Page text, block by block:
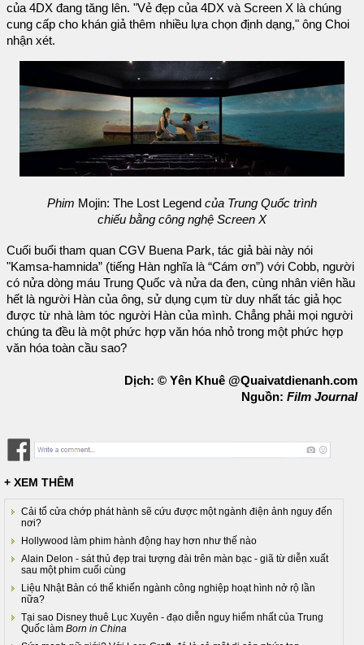
của 4DX đang tăng lên. "Vẻ đẹp của 4DX và Screen X là chúng
cung cấp cho khán giả thêm nhiều lựa chọn định dạng," ông Choi
nhận xét.
Phim Mojin: The Lost Legend của Trung Quốc trình
chiếu bằng công nghệ Screen X
Cuối buổi tham quan CGV Buena Park, tác giả bài này nói
"Kamsa-hamnida” (tiếng Hàn nghĩa là “Cám ơn”) với Cobb, người
có nửa dòng máu Trung Quốc và nửa da đen, cùng nhân viên hầu
hết là người Hàn của ông, sử dụng cụm từ duy nhất tác giả học
được từ nhà làm tóc người Hàn của mình. Chẳng phải mọi người
chúng ta đều là một phức hợp văn hóa nhỏ trong một phức hợp
văn hóa toàn cầu sao?
Dịch: © Yên Khuê @Quaivatdienanh.com
Nguồn: Film Journal
+ XEM THÊM
Cải tổ cửa chớp phát hành sẽ cứu được một ngành điện ảnh nguy đến
nơi?
Hollywood làm phim hành động hay hơn như thế nào
Alain Delon - sát thủ đẹp trai tượng đài trên màn bạc - giã từ diễn xuất
sau một phim cuối cùng
Liệu Nhật Bản có thể khiến ngành công nghiệp hoạt hình nở rộ lần
nữa?
Tại sao Disney thuê Lục Xuyên - đạo diễn nguy hiểm nhất của Trung
Quốc làm Born in China